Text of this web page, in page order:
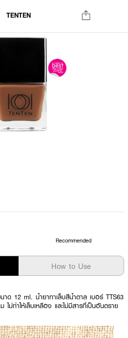
TENTEN
Recommended
How to Use
าด 12 ml. น้ำยาทาเล็บสีน้ำตาล เบอร์ TTS63
ม่ทำให้เล็บเหลือง และไม่มีสารที่เป็นอันตราย